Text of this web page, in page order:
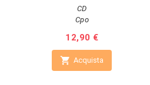
CD
Cpo
Prezzo
12,90 €
 Acquista